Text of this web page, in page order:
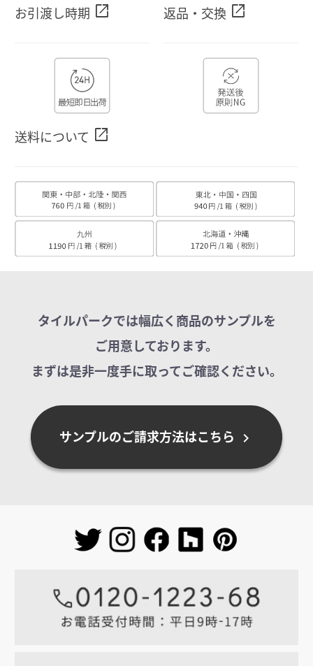
お引渡し時期 open_in_new 返品・交換 open_in_new
送料について open_in_new
タイルパークでは幅広く商品のサンプルを
ご用意しております。
まずは是非一度手に取ってご確認ください。
サンプルのご請求方法はこちら chevron_right